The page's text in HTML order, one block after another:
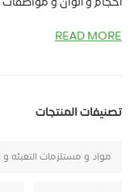
أحجام و ألوان و
READ MORE
تصنيفات المنتجات
مواد و مستلزمات التعبئه و